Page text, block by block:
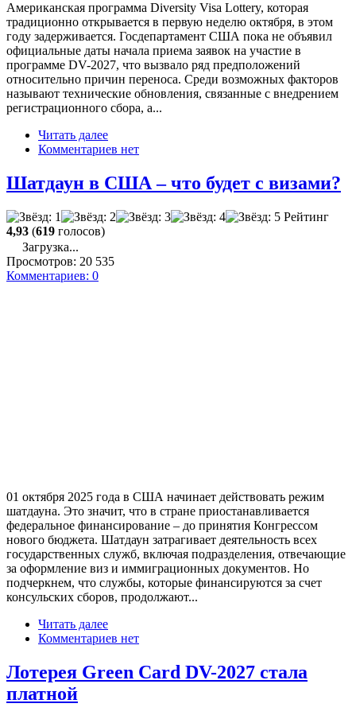
Американская программа Diversity Visa Lottery, которая
традиционно открывается в первую неделю октября, в этом
году задерживается. Госдепартамент США пока не объявил
официальные даты начала приема заявок на участие в
программе DV-2027, что вызвало ряд предположений
относительно причин переноса. Среди возможных факторов
называют технические обновления, связанные с внедрением
регистрационного сбора, а...
Читать далее
Комментариев нет
Шатдаун в США – что будет с визами?
Рейтинг
4,93 (619 голосов)
Загрузка...
Просмотров: 20 535
Комментариев: 0
01 октября 2025 года в США начинает действовать режим
шатдауна. Это значит, что в стране приостанавливается
федеральное финансирование – до принятия Конгрессом
нового бюджета. Шатдаун затрагивает деятельность всех
государственных служб, включая подразделения, отвечающие
за оформление виз и иммиграционных документов. Но
подчеркнем, что службы, которые финансируются за счет
консульских сборов, продолжают...
Читать далее
Комментариев нет
Лотерея Green Card DV-2027 стала
платной